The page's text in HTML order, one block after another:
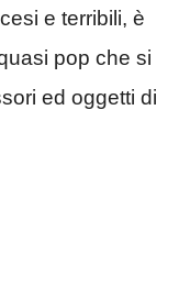
e terribili, è
pop che si
ed oggetti di